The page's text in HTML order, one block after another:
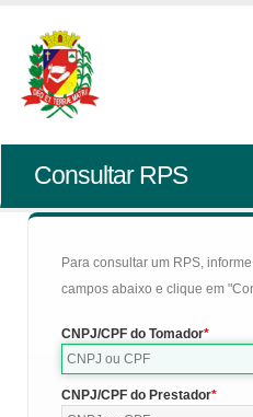
Consultar RPS
Para consultar um RPS,
campos abaixo e clique em
CNPJ/CPF do Tomador
CNPJ/CPF do Prestador